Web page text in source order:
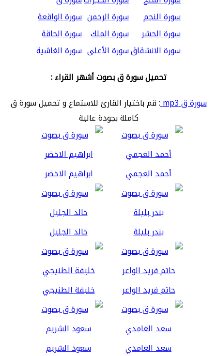
سورة النجم
سورة الرحمن سورة الواقعة
سورة الحشر
سورة الملك سورة الحاقة
سورة الانشقاقسورة الأعلى سورة الغاشية
تحميل سورة ق بصوت أشهر القراء :
سورة ق mp3
: قم باختيار القارئ للاستماع و تحميل سورة ق
كاملة بجودة عالية
أحمد العجمي ابراهيم الاخضر
بندر بليلة خالد الجليل
حاتم فريد الواعر خليفة الطنيجي
سعد الغامدي سعود الشريم